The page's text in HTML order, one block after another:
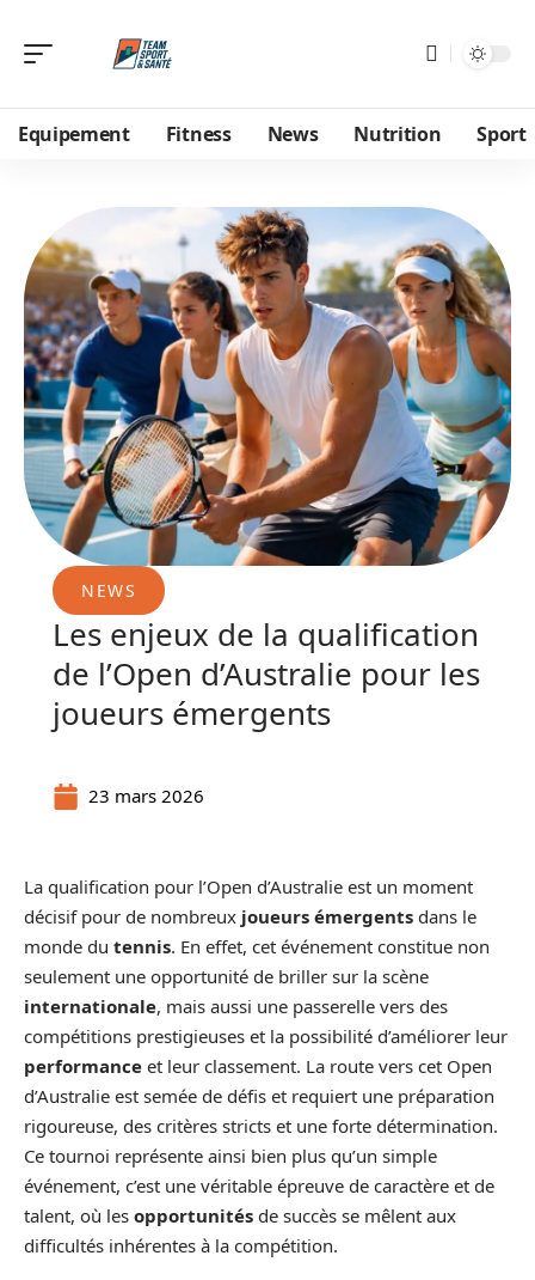
Equipement Fitness News Nutrition Sport
NEWS
Les enjeux de la qualification
de l’Open d’Australie pour les
joueurs émergents
23 mars 2026
La qualification pour l’Open d’Australie est un moment
décisif pour de nombreux joueurs émergents dans le
monde du tennis. En effet, cet événement constitue non
seulement une opportunité de briller sur la scène
internationale, mais aussi une passerelle vers des
compétitions prestigieuses et la possibilité d’améliorer leur
performance et leur classement. La route vers cet Open
d’Australie est semée de défis et requiert une préparation
rigoureuse, des critères stricts et une forte détermination.
Ce tournoi représente ainsi bien plus qu’un simple
événement, c’est une véritable épreuve de caractère et de
talent, où les opportunités de succès se mêlent aux
difficultés inhérentes à la compétition.